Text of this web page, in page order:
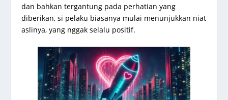
dan bahkan tergantung pada perhatian yang
diberikan, si pelaku biasanya mulai menunjukkan niat
aslinya, yang nggak selalu positif.